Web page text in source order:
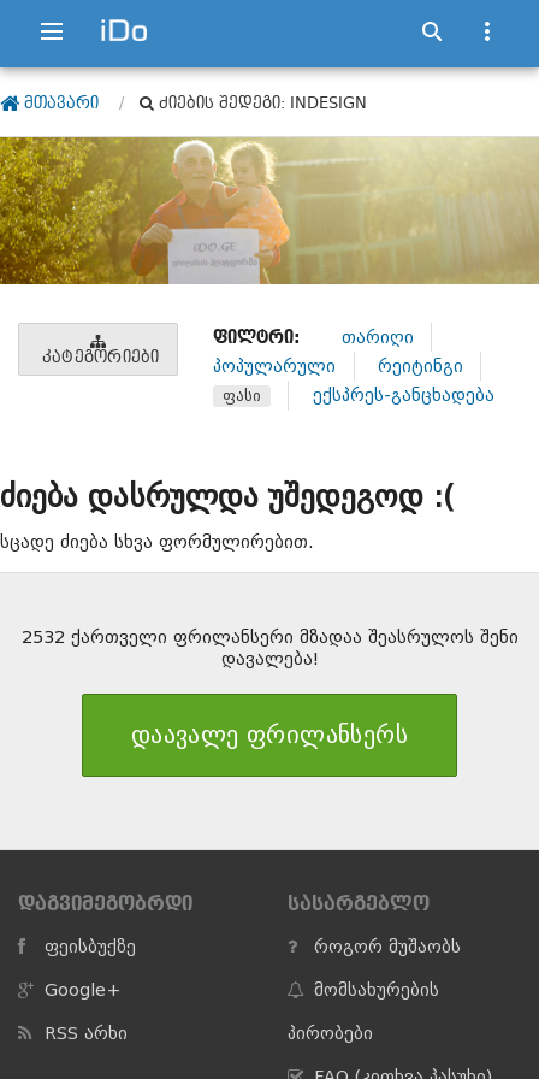
ᲛᲗᲐᲕᲐᲠᲘ ᲫᲘᲔᲑᲘᲡ ᲨᲔᲓᲔᲒᲘ: INDESIGN
ᲙᲐᲢᲔᲒᲝᲠᲘᲔᲑᲘ
ᲤᲘᲚᲢᲠᲘ:
თარიღი
პოპულარული
რეიტინგი
ფასი ექსპრეს-განცხადება
ძიება დასრულდა უშედეგოდ :(
სცადე ძიება სხვა ფორმულირებით.
2532 ქართველი ფრილანსერი მზადაა შეასრულოს შენი
დავალება!
დაავალე ფრილანსერს
ᲓᲐᲒᲕᲘᲛᲔᲒᲝᲑᲠᲓᲘ
ფეისბუქზე
Google+
RSS არხი
ᲡᲐᲡᲐᲠᲒᲔᲑᲚᲝ
როგორ მუშაობს
მომსახურების
პირობები